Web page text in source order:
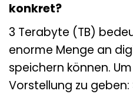
konkret?
3 Terabyte (TB)
enorme Menge an
speichern können.
Vorstellung zu